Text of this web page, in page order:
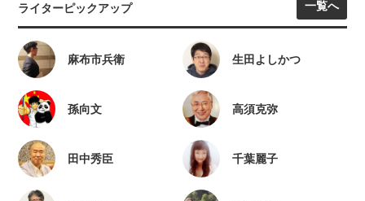
ライターピックアップ 一覧へ
麻布市兵衛 生田よしかつ
孫向文 高須克弥
田中秀臣 千葉麗子